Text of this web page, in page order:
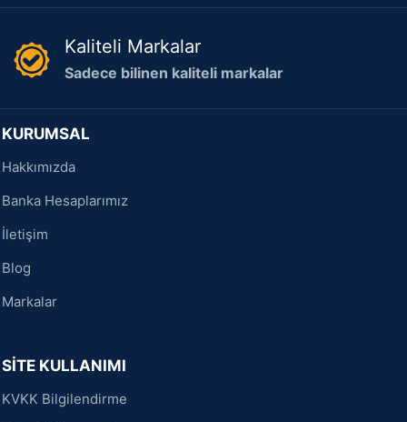
Kaliteli Markalar
Sadece bilinen kaliteli markalar
KURUMSAL
Hakkımızda
Banka Hesaplarımız
İletişim
Blog
Markalar
SİTE KULLANIMI
KVKK Bilgilendirme